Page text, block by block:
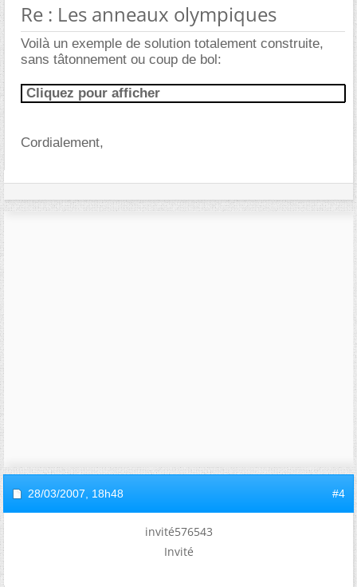
Re : Les anneaux olympiques
Voilà un exemple de solution totalement construite,
sans tâtonnement ou coup de bol:
Cliquez pour afficher
Cordialement,
28/03/2007, 18h48 #4
invité576543
Invité